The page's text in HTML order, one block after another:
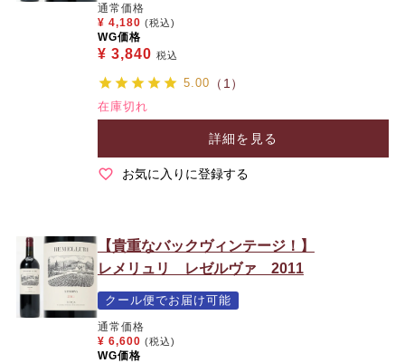
通常価格
¥ 4,180 (税込)
WG価格
¥ 3,840 税込
5.00 （1）
在庫切れ
詳細を見る
お気に入りに登録する
【貴重なバックヴィンテージ！】
レメリュリ レゼルヴァ 2011
クール便でお届け可能
通常価格
¥ 6,600 (税込)
WG価格